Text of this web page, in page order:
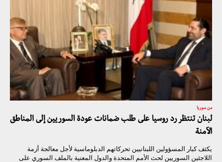
من سوريا
لبنان تنتظر رد روسيا على طلب ضمانات عودة السوريين إلى المناطق
الآمنة
يكثف كبار المسؤولين اللبنانيين تحركاتهم الدبلوماسية لأجل معالجة أزمة
اللاجئين السوريين لحث الأمم المتحدة والدول المعنية بالملف السوري على